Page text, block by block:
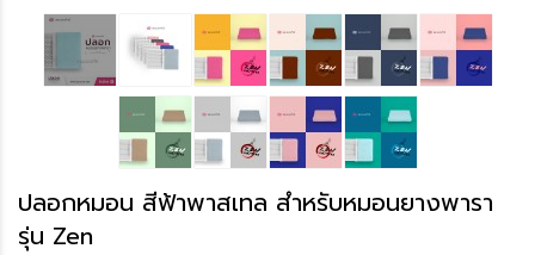
ปลอกหมอน สีฟ้าพาสเทล สำหรับหมอนยางพารา
รุ่น Zen